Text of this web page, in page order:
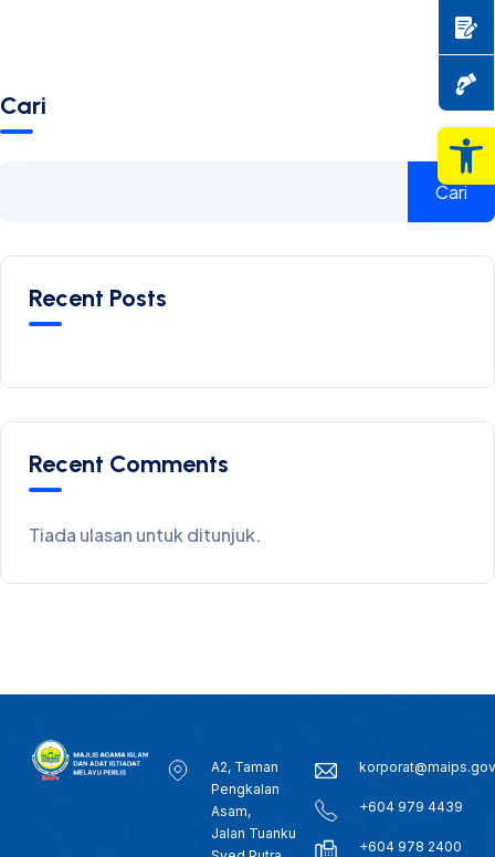
Cari
Cari
Recent Posts
Recent Comments
Tiada ulasan untuk ditunjuk.
A2, Taman
Pengkalan
Asam,
Jalan Tuanku
+604 979 4439
+604 978 2400